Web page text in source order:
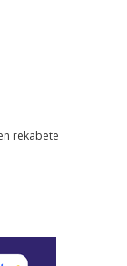
rekabete